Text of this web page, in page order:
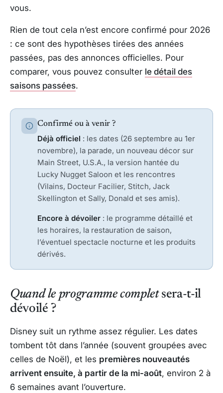
vous.
Rien de tout cela n’est encore confirmé pour 2026
: ce sont des hypothèses tirées des années
passées, pas des annonces officielles. Pour
comparer, vous pouvez consulter le détail des
saisons passées.
Confirmé ou à venir ?
Déjà officiel : les dates (26 septembre au 1er
novembre), la parade, un nouveau décor sur
Main Street, U.S.A., la version hantée du
Lucky Nugget Saloon et les rencontres
(Vilains, Docteur Facilier, Stitch, Jack
Skellington et Sally, Donald et ses amis).
Encore à dévoiler : le programme détaillé et
les horaires, la restauration de saison,
l’éventuel spectacle nocturne et les produits
dérivés.
Quand le programme completsera-t-il
dévoilé ?
Disney suit un rythme assez régulier. Les dates
tombent tôt dans l’année (souvent groupées avec
celles de Noël), et les premières nouveautés
arrivent ensuite, à partir de la mi-août, environ 2 à
6 semaines avant l’ouverture.